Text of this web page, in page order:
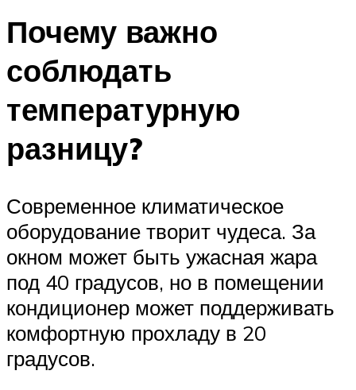
Почему важно
соблюдать
температурную
разницу?
Современное климатическое
оборудование творит чудеса. За
окном может быть ужасная жара
под 40 градусов, но в помещении
кондиционер может поддерживать
комфортную прохладу в 20
градусов.